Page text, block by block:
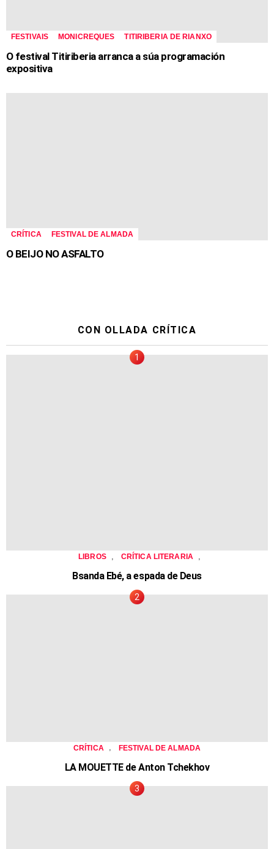
FESTIVAIS MONICREQUES TITIRIBERIA DE RIANXO
O festival Titiriberia arranca a súa programación
expositiva
CRÍTICA FESTIVAL DE ALMADA
O BEIJO NO ASFALTO
CON OLLADA CRÍTICA
LIBROS CRÍTICA LITERARIA
Bsanda Ebé, a espada de Deus
CRÍTICA , FESTIVAL DE ALMADA
LA MOUETTE de Anton Tchekhov